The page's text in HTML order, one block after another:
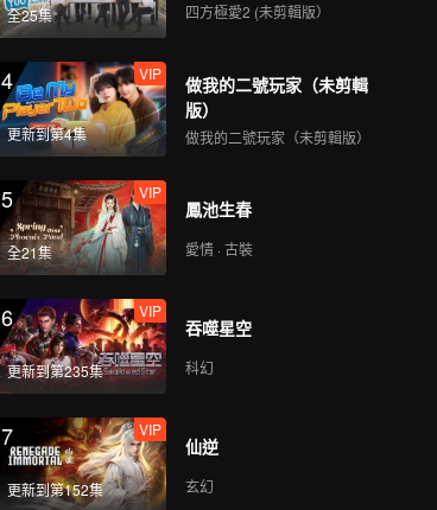
全25集 四方極愛2 (未剪輯版）
4
更新到第4集
VIP
做我的二號玩家（未剪輯
版）
做我的二號玩家（未剪輯版）
5
全21集
VIP
鳳池生春
愛情 · 古裝
6
更新到第235集
VIP
吞噬星空
科幻
7
更新到第152集
VIP
仙逆
玄幻